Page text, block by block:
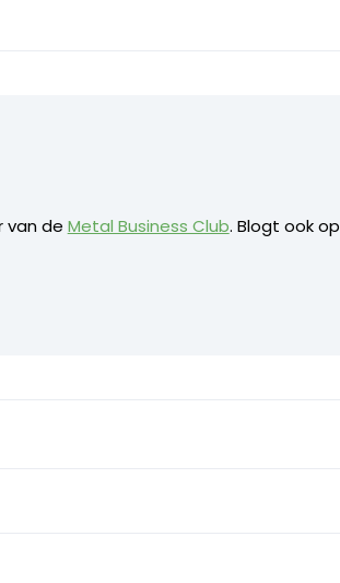
de Metal Business Club. Blogt ook op